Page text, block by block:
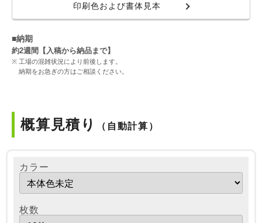
印刷色および書体見本
■納期
約2週間【入稿から納品まで】
工場の混雑状況により前後します。
納期をお急ぎの方はご相談ください。
概算見積り （自動計算）
カラー
枚数